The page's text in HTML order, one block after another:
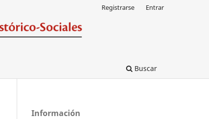
Buscar
Registrarse Entrar
Información